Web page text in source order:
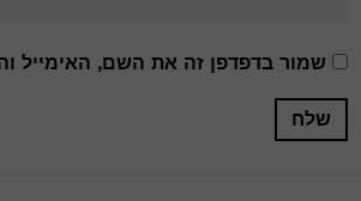
שמור בדפדפן זה את השם, האימייל